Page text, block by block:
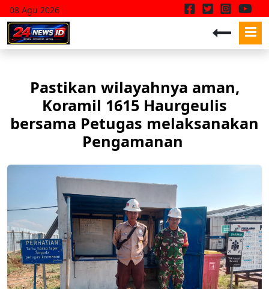
08 Agu 2026
Pastikan wilayahnya aman,
Koramil 1615 Haurgeulis
bersama Petugas melaksanakan
Pengamanan